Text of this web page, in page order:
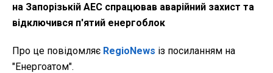
на Запорізькій АЕС спрацював аварійний захист та
відключився п'ятий енергоблок
Про це повідомляє RegioNews із посиланням на
"Енергоатом".